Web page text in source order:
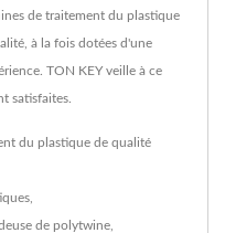
de traitement du plastique
à la fois dotées d'une
TON KEY veille à ce
satisfaites.
du plastique de qualité
de polytwine